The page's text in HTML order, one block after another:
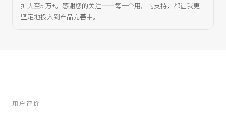
扩大至5 万+。感谢您的关注——每一个用户的支持，都让我更
坚定地投入到产品完善中。
用户评价